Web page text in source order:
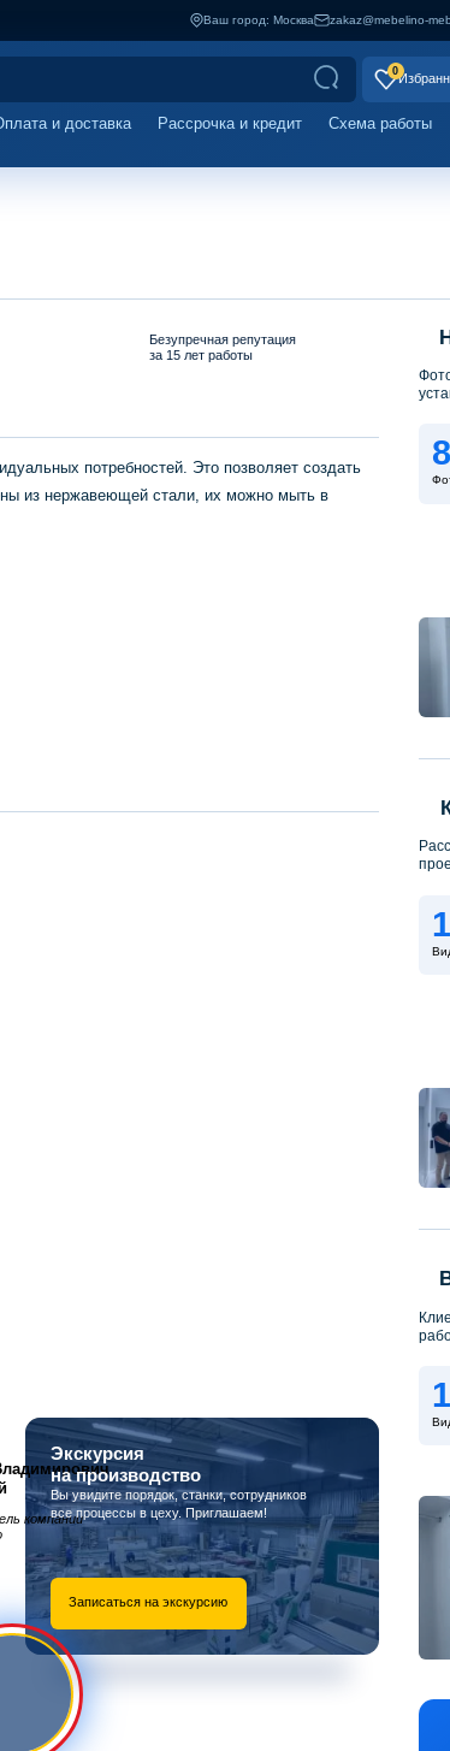
Ваш город: Москва zakaz@mebelino-
0
и доставка Рассрочка и кредит Схема работы
Безупречная репутация
за 15 лет работы
потребностей. Это позволяет создать
из нержавеющей стали, их можно мыть в
компании
Экскурсия
на производство
Вы увидите порядок, станки, сотрудников
все процессы в цеху. Приглашаем!
Записаться на экскурсию